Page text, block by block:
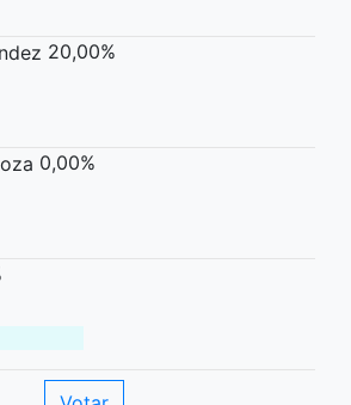
20,00%
0,00%